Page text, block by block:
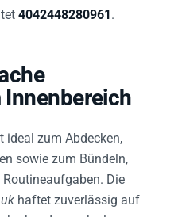
4042448280961.
ideal zum Abdecken,
sowie zum Bündeln,
Die
haftet zuverlässig auf